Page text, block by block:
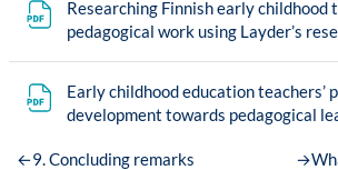
Researching Finnish early childhood
pedagogical work using Layder’s
Early childhood education teachers’
development towards pedagogical
←9. Concluding remarks →